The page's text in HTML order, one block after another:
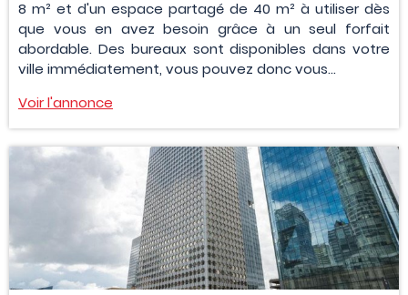
8 m² et d'un espace partagé de 40 m² à utiliser dès
que vous en avez besoin grâce à un seul forfait
abordable. Des bureaux sont disponibles dans votre
ville immédiatement, vous pouvez donc vous...
Voir l'annonce